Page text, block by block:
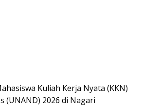
Kuliah Kerja Nyata (KKN)
(UNAND) 2026 di Nagari